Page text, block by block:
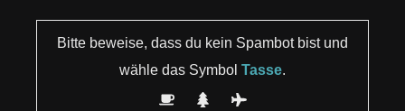
Bitte beweise, dass du kein Spambot bist und
wähle das Symbol Tasse.